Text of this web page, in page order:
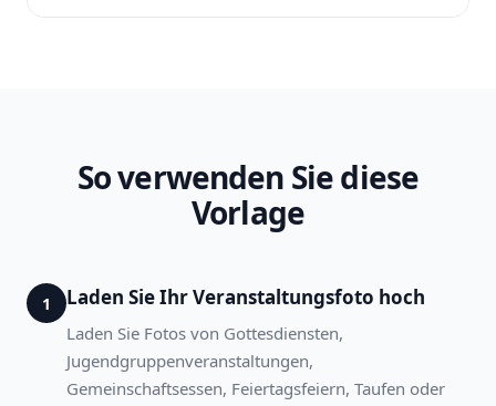
So verwenden Sie diese
Vorlage
1 Laden Sie Ihr Veranstaltungsfoto hoch
Laden Sie Fotos von Gottesdiensten,
Jugendgruppenveranstaltungen,
Gemeinschaftsessen, Feiertagsfeiern, Taufen oder